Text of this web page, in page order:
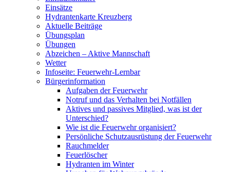
Einsätze
Hydrantenkarte Kreuzberg
Aktuelle Beiträge
Übungsplan
Übungen
Abzeichen – Aktive Mannschaft
Wetter
Infoseite: Feuerwehr-Lernbar
Bürgerinformation
Aufgaben der Feuerwehr
Notruf und das Verhalten bei Notfällen
Aktives und passives Mitglied, was ist der
Unterschied?
Wie ist die Feuerwehr organisiert?
Persönliche Schutzausrüstung der Feuerwehr
Rauchmelder
Feuerlöscher
Hydranten im Winter